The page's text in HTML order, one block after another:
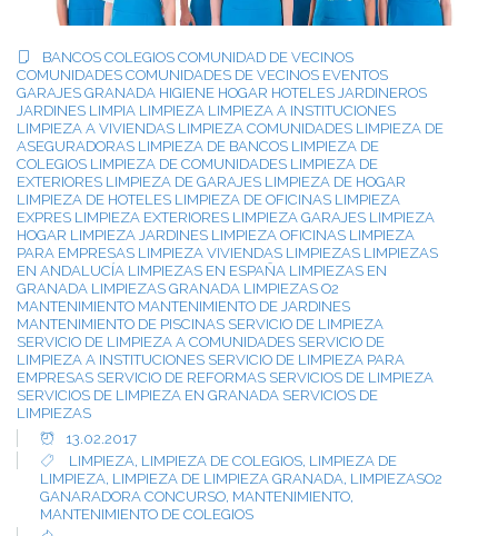
BANCOS COLEGIOS COMUNIDAD DE VECINOS
COMUNIDADES COMUNIDADES DE VECINOS EVENTOS
GARAJES GRANADA HIGIENE HOGAR HOTELES JARDINEROS
JARDINES LIMPIA LIMPIEZA LIMPIEZA A INSTITUCIONES
LIMPIEZA A VIVIENDAS LIMPIEZA COMUNIDADES LIMPIEZA DE
ASEGURADORAS LIMPIEZA DE BANCOS LIMPIEZA DE
COLEGIOS LIMPIEZA DE COMUNIDADES LIMPIEZA DE
EXTERIORES LIMPIEZA DE GARAJES LIMPIEZA DE HOGAR
LIMPIEZA DE HOTELES LIMPIEZA DE OFICINAS LIMPIEZA
EXPRES LIMPIEZA EXTERIORES LIMPIEZA GARAJES LIMPIEZA
HOGAR LIMPIEZA JARDINES LIMPIEZA OFICINAS LIMPIEZA
PARA EMPRESAS LIMPIEZA VIVIENDAS LIMPIEZAS LIMPIEZAS
EN ANDALUCÍA LIMPIEZAS EN ESPAÑA LIMPIEZAS EN
GRANADA LIMPIEZAS GRANADA LIMPIEZAS O2
MANTENIMIENTO MANTENIMIENTO DE JARDINES
MANTENIMIENTO DE PISCINAS SERVICIO DE LIMPIEZA
SERVICIO DE LIMPIEZA A COMUNIDADES SERVICIO DE
LIMPIEZA A INSTITUCIONES SERVICIO DE LIMPIEZA PARA
EMPRESAS SERVICIO DE REFORMAS SERVICIOS DE LIMPIEZA
SERVICIOS DE LIMPIEZA EN GRANADA SERVICIOS DE
LIMPIEZAS
13.02.2017
LIMPIEZA, LIMPIEZA DE COLEGIOS, LIMPIEZA DE
LIMPIEZA, LIMPIEZA DE LIMPIEZA GRANADA, LIMPIEZASO2
GANARADORA CONCURSO, MANTENIMIENTO,
MANTENIMIENTO DE COLEGIOS